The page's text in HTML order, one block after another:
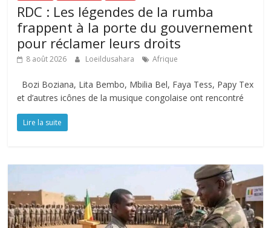
RDC : Les légendes de la rumba
frappent à la porte du gouvernement
pour réclamer leurs droits
8 août 2026 Loeildusahara Afrique
Bozi Boziana, Lita Bembo, Mbilia Bel, Faya Tess, Papy Tex
et d’autres icônes de la musique congolaise ont rencontré
Lire la suite